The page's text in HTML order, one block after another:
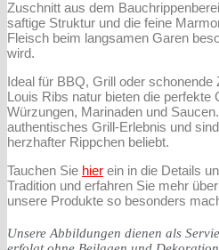
Zuschnitt aus dem
saftige Struktur und die feine
Fleisch beim langsamen Garen
wird.
Ideal für BBQ, Grill oder schonende
Louis Ribs natur bieten die perfekte
Würzungen, Marinaden und
authentisches Grill-Erlebnis und
herzhafter Rippchen beliebt.
Tauchen Sie hier ein in die Details
Tradition und erfahren Sie mehr
unsere Produkte so besonders
Unsere Abbildungen dienen als